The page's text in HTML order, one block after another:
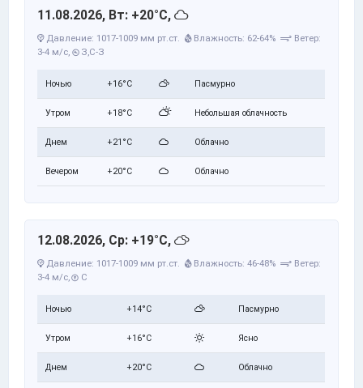
11.08.2026, Вт: +20°C,
Давление: 1017-1009 мм рт.ст. Влажность: 62-64%
Ветер:
3-4 м/с, З,С-З
Ночью +16°C Пасмурно
Утром +18°C Небольшая облачность
Днем +21°C Облачно
Вечером +20°C Облачно
12.08.2026, Ср: +19°C,
Давление: 1017-1009 мм рт.ст. Влажность: 46-48%
Ветер:
3-4 м/с,
С
Ночью +14°C Пасмурно
Утром +16°C Ясно
Днем +20°C Облачно